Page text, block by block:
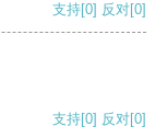
支持[0] 反对[0]
支持[0] 反对[0]